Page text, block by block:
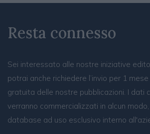
Resta connesso
Sei interessato alle nostre iniziative
potrai anche richiedere l’invio per 1
gratuita delle nostre pubblicazioni. I dati
verranno commercializzati in alcun
database ad uso esclusivo interno